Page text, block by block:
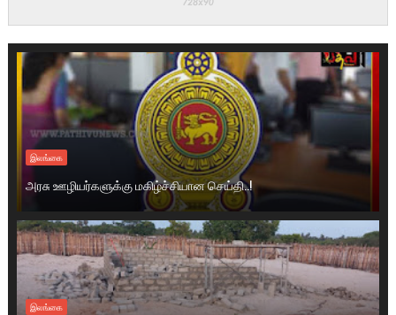
இலங்கை
அரசு ஊழியர்களுக்கு மகிழ்ச்சியான செய்தி..!
இலங்கை